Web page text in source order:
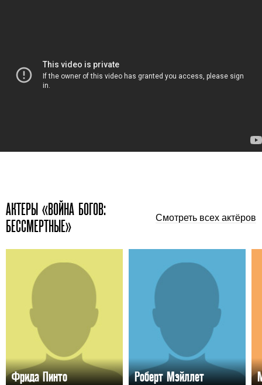
АКТЕРЫ «ВОЙНА БОГОВ:
БЕССМЕРТНЫЕ»
Смотреть всех актёров
Фрида Пинто Роберт Мэйллет